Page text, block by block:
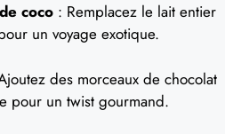
coco : Remplacez le lait entier
un voyage exotique.
des morceaux de chocolat
pour un twist gourmand.